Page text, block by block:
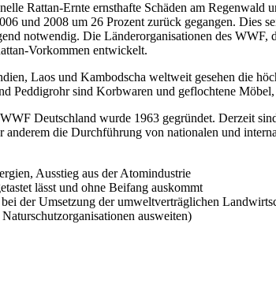
Rattan-Ernte ernsthafte Schäden am Regenwald
und 2008 um 26 Prozent zurück gegangen. Dies
notwendig. Die Länderorganisationen des WWF,
Vorkommen entwickelt.
Laos und Kambodscha weltweit gesehen die
Peddigrohr sind Korbwaren und geflochtene
Deutschland wurde 1963 gegründet. Derzeit
die Durchführung von nationalen und
Ausstieg aus der Atomindustrie
lässt und ohne Beifang auskommt
der Umsetzung der umweltverträglichen
ausweiten)